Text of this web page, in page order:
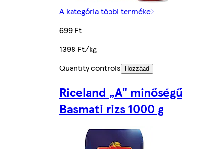
A kategória többi terméke
699 Ft
1398 Ft/kg
Quantity controls
Hozzáad
Riceland „A" minőségű
Basmati rizs 1000 g